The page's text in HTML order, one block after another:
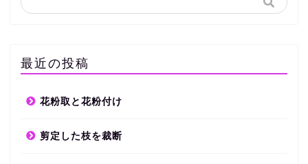
最近の投稿
花粉取と花粉付け
剪定した枝を裁断